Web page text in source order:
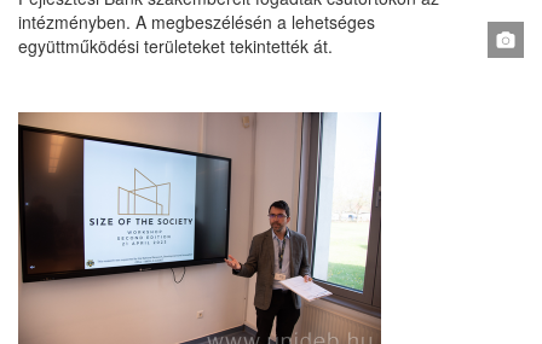
intézményben. A megbeszélésén a lehetséges
együttműködési területeket tekintették át.